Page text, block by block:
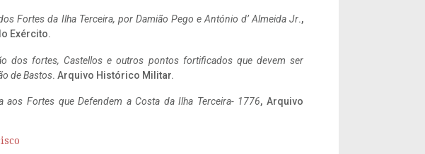
Fortes da Ilha Terceira, por Damião Pego e António d’ Almeida Jr.,
Exército.
dos fortes, Castellos e outros pontos fortificados que devem ser
de Bastos. Arquivo Histórico Militar.
aos Fortes que Defendem a Costa da Ilha Terceira- 1776, Arquivo